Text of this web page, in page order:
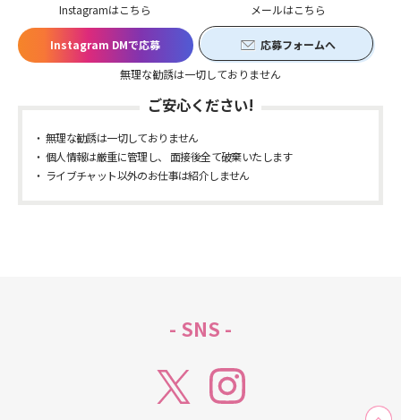
Instagramはこちら
Instagram DMで応募
メールはこちら
応募フォームへ
無理な勧誘は一切しておりません
ご安心ください!
無理な勧誘は一切しておりません
個人情報は厳重に管理し、 面接後全て破棄いたします
ライブチャット以外のお仕事は紹介しません
- SNS -